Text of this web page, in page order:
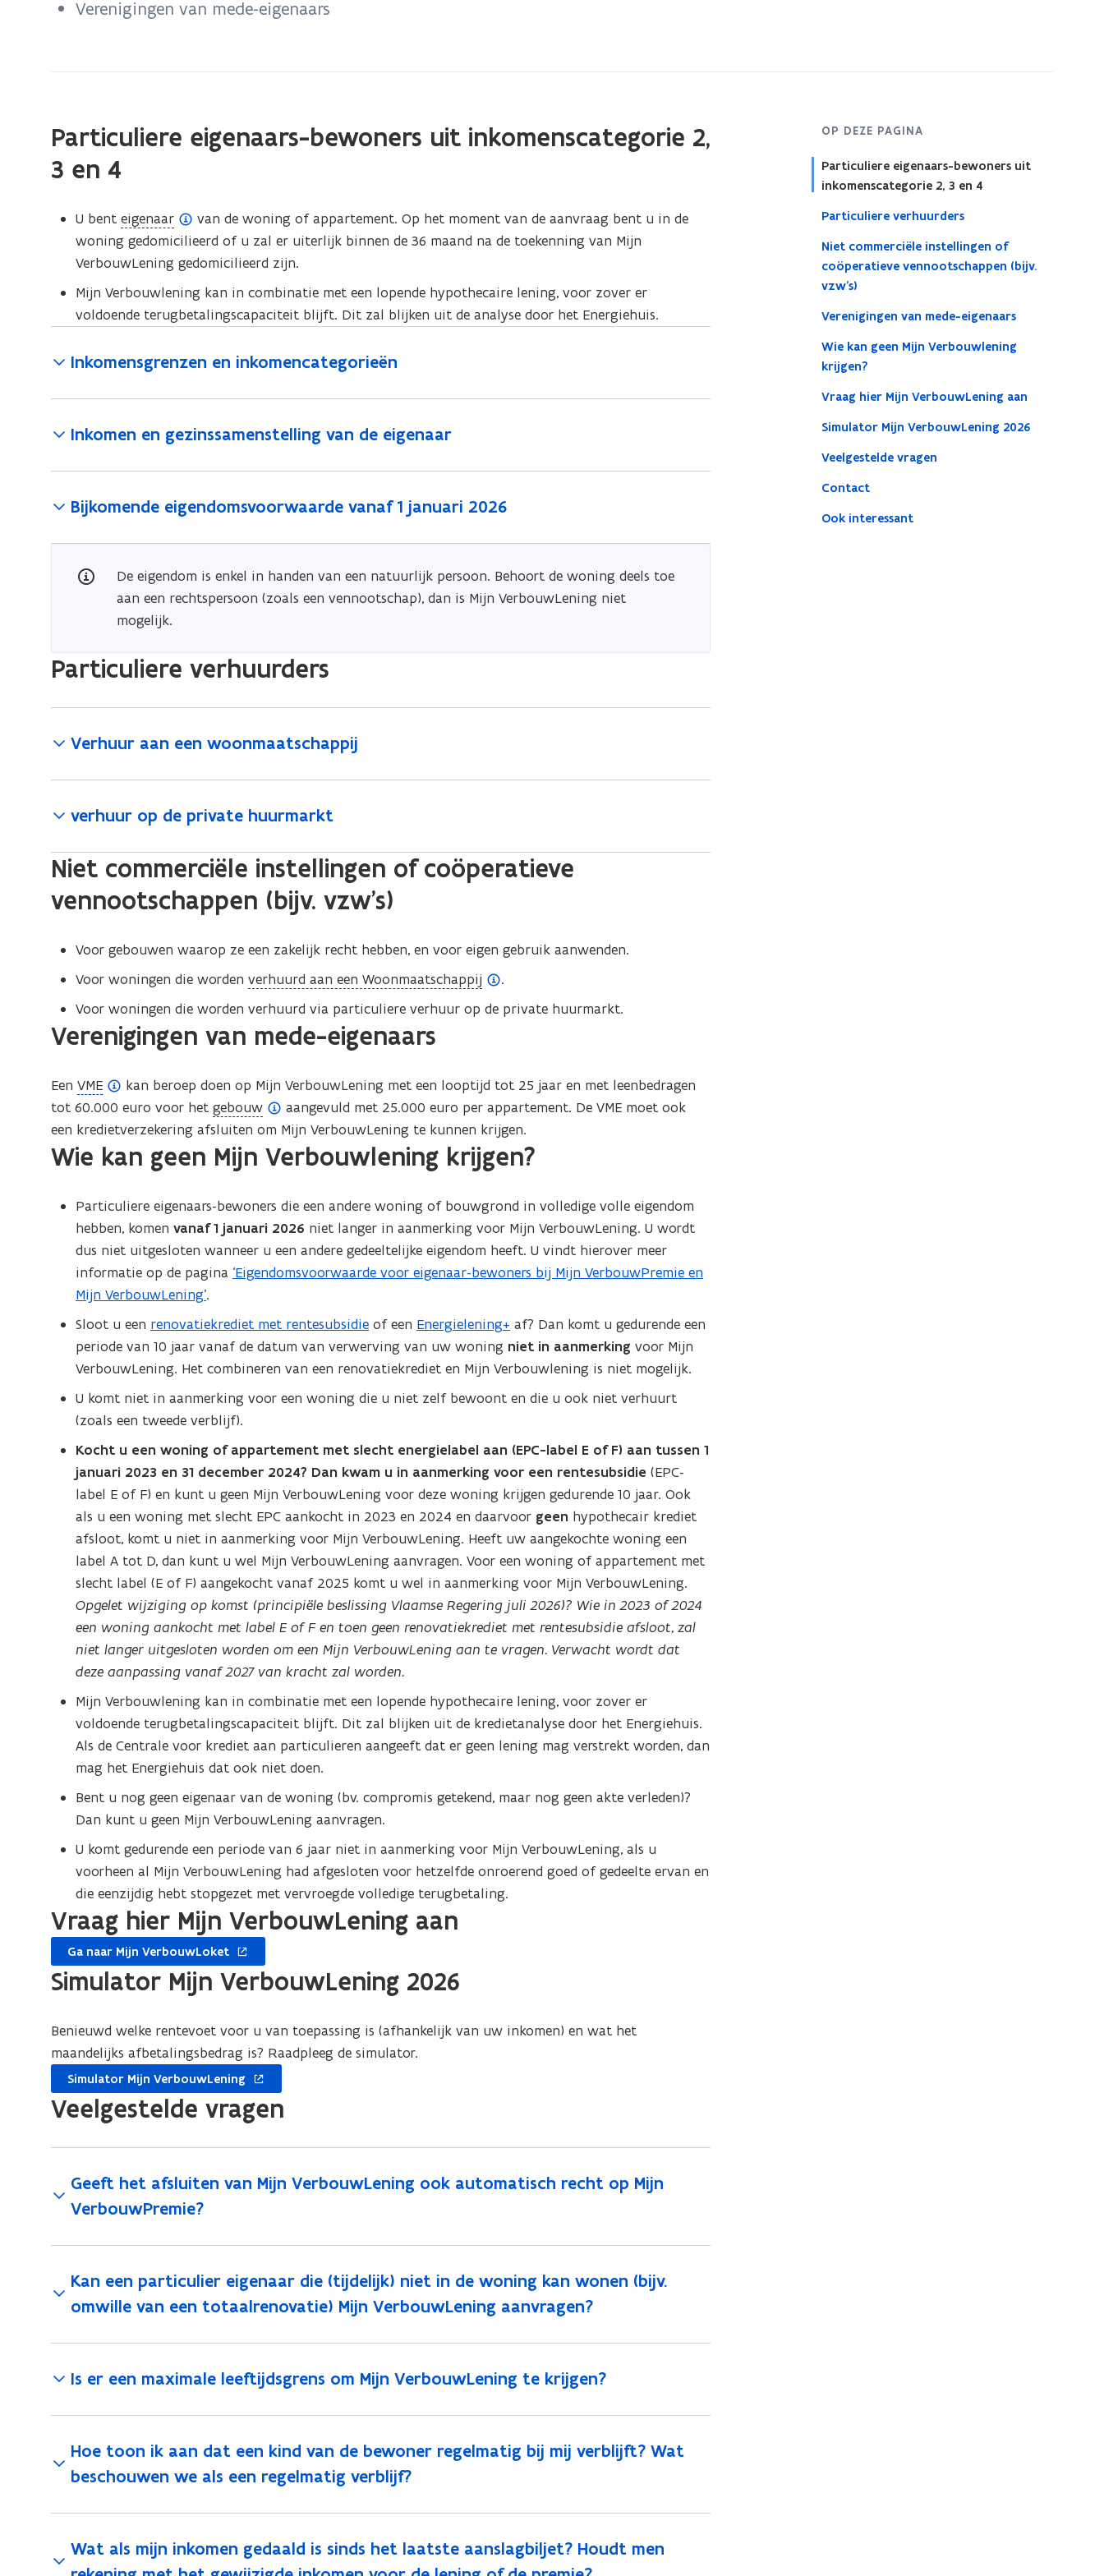
aanvragen?
d
i
e
)
Verenigingen van mede-eigenaars
OP DEZE PAGINA
Particuliere eigenaars-bewoners uit
inkomenscategorie 2, 3 en 4
Particuliere verhuurders
Niet commerciële instellingen of
coöperatieve vennootschappen (bijv.
vzw’s)
Verenigingen van mede-eigenaars
Wie kan geen Mijn Verbouwlening
krijgen?
Vraag hier Mijn VerbouwLening aan
Simulator Mijn VerbouwLening 2026
Veelgestelde vragen
Contact
Ook interessant
Particuliere eigenaars-bewoners uit inkomenscategorie 2,
3 en 4
U benteigenaar
(
o
p
e
d
f
i
i
e
van de woning of appartement. Op het moment van de aanvraag bent u in de
woning gedomicilieerd of u zal er uiterlijk binnen de 36 maand na de toekenning van Mijn
VerbouwLening gedomicilieerd zijn.
Mijn Verbouwlening kan in combinatie met een lopende hypothecaire lening, voor zover er
voldoende terugbetalingscapaciteit blijft. Dit zal blijken uit de analyse door het Energiehuis.
Inkomensgrenzen en inkomencategorieën
Inkomen en gezinssamenstelling van de eigenaar
Bijkomende eigendomsvoorwaarde vanaf 1 januari 2026
De eigendom is enkel in handen van een natuurlijk persoon. Behoort de woning deels toe
aan een rechtspersoon (zoals een vennootschap), dan is Mijn VerbouwLening niet
mogelijk.
Particuliere verhuurders
Verhuur aan een woonmaatschappij
verhuur op de private huurmarkt
Niet commerciële instellingen of coöperatieve
vennootschappen (bijv. vzw’s)
Voor gebouwen waarop ze een zakelijk recht hebben, en voor eigen gebruik aanwenden.
Voor woningen die wordenverhuurd aan een Woonmaatschappij
(
d
e
f
i
i
t
i
e
.
Voor woningen die worden verhuurd via particuliere verhuur op de private huurmarkt.
Verenigingen van mede-eigenaars
EenVME
(
o
p
e
i
t
i
e
)
kan beroep doen op Mijn VerbouwLening met een looptijd tot 25 jaar en met leenbedragen
tot 60.000 euro voor hetgebouw
(
o
p
i
t
i
e
)
aangevuld met 25.000 euro per appartement. De VME moet ook
een kredietverzekering afsluiten om Mijn VerbouwLening te kunnen krijgen.
Wie kan geen Mijn Verbouwlening krijgen?
Particuliere eigenaars-bewoners die een andere woning of bouwgrond in volledige volle eigendom
hebben, komenvanaf 1 januari 2026 niet langer in aanmerking voor Mijn VerbouwLening. U wordt
dus niet uitgesloten wanneer u een andere gedeeltelijke eigendom heeft. U vindt hierover meer
informatie op de pagina ‘Eigendomsvoorwaarde voor eigenaar-bewoners bij Mijn VerbouwPremie en
Mijn VerbouwLening’.
Sloot u een renovatiekrediet met rentesubsidie of een Energielening+ af? Dan komt u gedurende een
periode van 10 jaar vanaf de datum van verwerving van uw woning niet in aanmerking voor Mijn
VerbouwLening. Het combineren van een renovatiekrediet en Mijn Verbouwlening is niet mogelijk.
U komt niet in aanmerking voor een woning die u niet zelf bewoont en die u ook niet verhuurt
(zoals een tweede verblijf).
Kocht u een woning of appartement met slecht energielabel aan (EPC-label E of F) aan tussen 1
januari 2023 en 31 december 2024? Dan kwam u in aanmerking voor een rentesubsidie(EPC-
label E of F) en kunt u geen Mijn VerbouwLening voor deze woning krijgen gedurende 10 jaar. Ook
als u een woning met slecht EPC aankocht in 2023 en 2024 en daarvoor geen hypothecair krediet
afsloot, komt u niet in aanmerking voor Mijn VerbouwLening. Heeft uw aangekochte woning een
label A tot D, dan kunt u wel Mijn VerbouwLening aanvragen. Voor een woning of appartement met
slecht label (E of F) aangekocht vanaf 2025 komt u wel in aanmerking voor Mijn VerbouwLening.
Opgelet wijziging op komst (principiële beslissing Vlaamse Regering juli 2026)? Wie in 2023 of 2024
een woning aankocht met label E of F en toen geen renovatiekrediet met rentesubsidie afsloot, zal
niet langer uitgesloten worden om een Mijn VerbouwLening aan te vragen. Verwacht wordt dat
deze aanpassing vanaf 2027 van kracht zal worden.
Mijn Verbouwlening kan in combinatie met een lopende hypothecaire lening, voor zover er
voldoende terugbetalingscapaciteit blijft. Dit zal blijken uit de kredietanalyse door het Energiehuis.
Als de Centrale voor krediet aan particulieren aangeeft dat er geen lening mag verstrekt worden, dan
mag het Energiehuis dat ook niet doen.
Bent u nog geen eigenaar van de woning (bv. compromis getekend, maar nog geen akte verleden)?
Dan kunt u geen Mijn VerbouwLening aanvragen.
U komt gedurende een periode van 6 jaar niet in aanmerking voor Mijn VerbouwLening, als u
voorheen al Mijn VerbouwLening had afgesloten voor hetzelfde onroerend goed of gedeelte ervan en
die eenzijdig hebt stopgezet met vervroegde volledige terugbetaling.
Vraag hier Mijn VerbouwLening aan
Ga naar Mijn VerbouwLoket
nieuwSimulator Mijn VerbouwLening 2026
Benieuwd welke rentevoet voor u van toepassing is (afhankelijk van uw inkomen) en wat het
maandelijks afbetalingsbedrag is? Raadpleeg de simulator.
Simulator Mijn VerbouwLening
nieuwVeelgestelde vragen
Geeft het afsluiten van Mijn VerbouwLening ook automatisch recht op Mijn
VerbouwPremie?
Kan een particulier eigenaar die (tijdelijk) niet in de woning kan wonen (bijv.
omwille van een totaalrenovatie) Mijn VerbouwLening aanvragen?
Is er een maximale leeftijdsgrens om Mijn VerbouwLening te krijgen?
Hoe toon ik aan dat een kind van de bewoner regelmatig bij mij verblijft? Wat
beschouwen we als een regelmatig verblijf?
Wat als mijn inkomen gedaald is sinds het laatste aanslagbiljet? Houdt men